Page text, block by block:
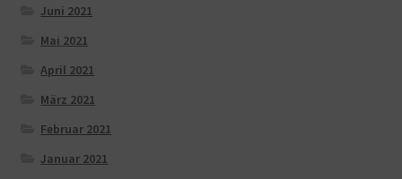
Juni 2021
Mai 2021
April 2021
März 2021
Februar 2021
Januar 2021